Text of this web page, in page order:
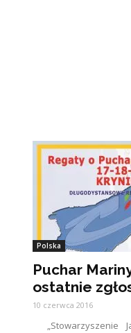
Polska
Puchar
ostatnie
10 czerwca 2016
„Stowarzyszenie